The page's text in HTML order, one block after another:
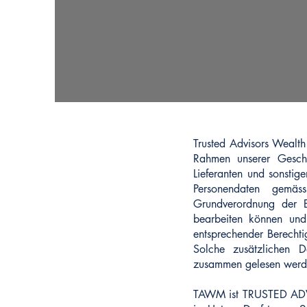
Trusted Advisors
Rahmen unserer
Lieferanten und
Personendaten
Grundverordnung der
bearbeiten können
entsprechender
Solche zusätzlichen
zusammen gelesen
TAWM ist TRUSTED